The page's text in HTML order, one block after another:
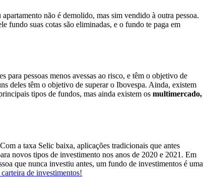
não é demolido, mas sim vendido à outra pessoa.
fundo suas cotas são eliminadas, e o fundo te paga em
para pessoas menos avessas ao risco, e têm o objetivo de
deles têm o objetivo de superar o Ibovespa. Ainda, existem
tipos de fundos, mas ainda existem os multimercado,
a taxa Selic baixa, aplicações tradicionais que antes
novos tipos de investimento nos anos de 2020 e 2021. Em
que nunca investiu antes, um fundo de investimentos é uma
de investimentos!